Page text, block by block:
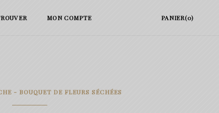
MON COMPTE PANIER(0)
- BOUQUET DE FLEURS SÉCHÉES